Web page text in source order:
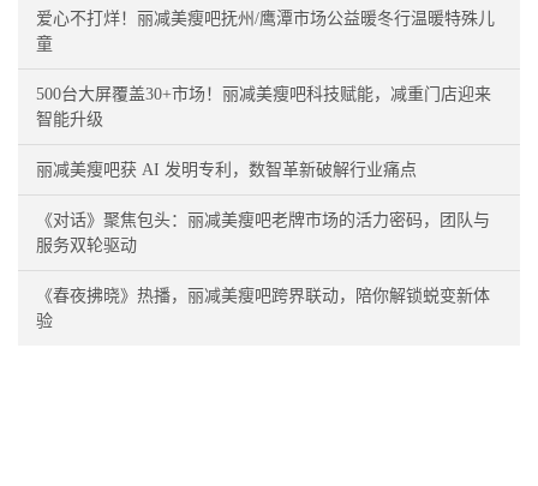
爱心不打烊！丽减美瘦吧抚州/鹰潭市场公益暖冬行温暖特殊儿
童
500台大屏覆盖30+市场！丽减美瘦吧科技赋能，减重门店迎来
智能升级
丽减美瘦吧获 AI 发明专利，数智革新破解行业痛点
《对话》聚焦包头：丽减美瘦吧老牌市场的活力密码，团队与
服务双轮驱动
《春夜拂晓》热播，丽减美瘦吧跨界联动，陪你解锁蜕变新体
验